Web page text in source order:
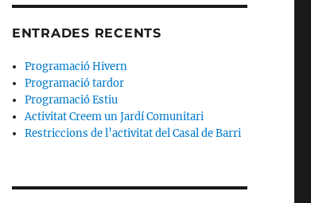
ENTRADES RECENTS
Programació Hivern
Programació tardor
Programació Estiu
Activitat Creem un Jardí Comunitari
Restriccions de l’activitat del Casal de Barri